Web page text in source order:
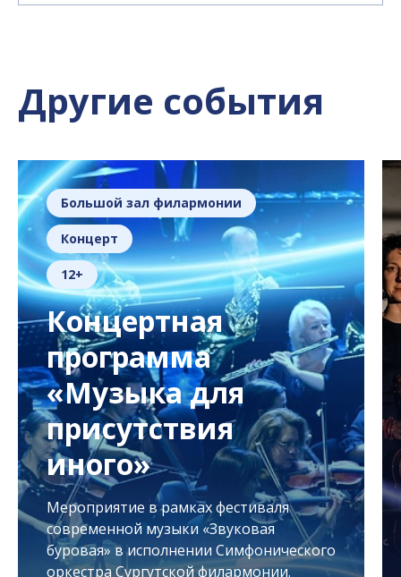
Другие события
Большой зал филармонии
Концерт
12+
Концертная
программа
«Музыка для
присутствия
иного»
Мероприятие в рамках фестиваля
современной музыки «Звуковая
буровая» в исполнении Симфонического
оркестра Сургутской филармонии.